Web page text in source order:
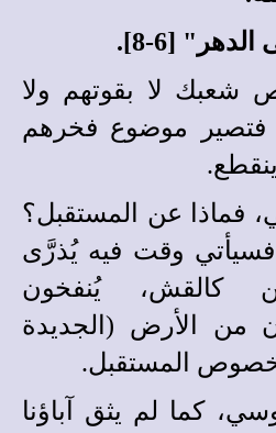
[6-8].
شعبك لا بقوتهم ولا
فتصير موضوع فخرهم
فماذا عن المستقبل؟
فسيأتي وقت فيه يُذرَّى
كالقش، يُنفخون
من الأرض (الجديدة
بخصوص المستقبل.
كما لم يثق آباؤنا